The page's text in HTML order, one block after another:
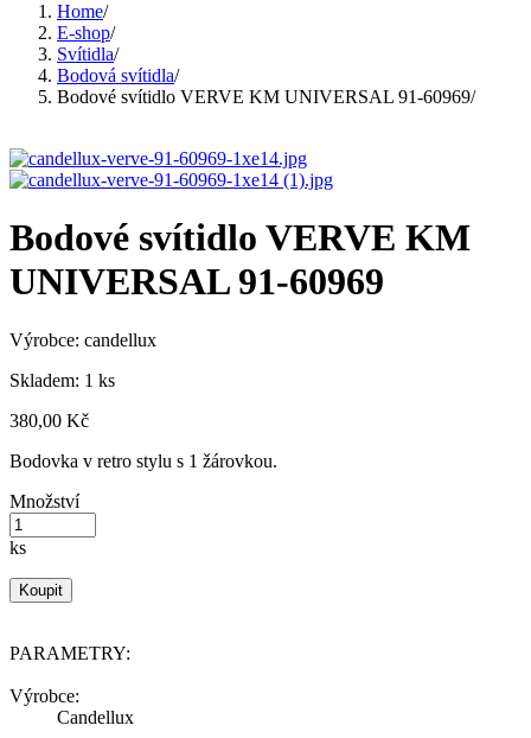
Home/
E-shop/
Svítidla/
Bodová svítidla/
Bodové svítidlo VERVE KM UNIVERSAL 91-60969/
Bodové svítidlo VERVE KM
UNIVERSAL 91-60969
Výrobce: candellux
Skladem: 1 ks
380,00 Kč
Bodovka v retro stylu s 1 žárovkou.
Množství
ks
Koupit
PARAMETRY:
Výrobce:
Candellux